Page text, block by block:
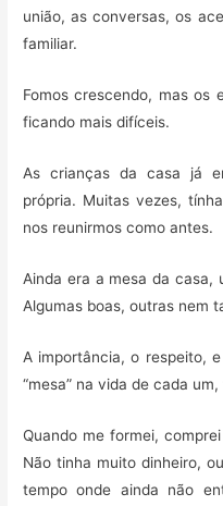
união, as conversas, os
familiar.
Fomos crescendo, mas os
ficando mais difíceis.
As crianças da casa já
própria. Muitas vezes,
nos reunirmos como antes.
Ainda era a mesa da casa,
Algumas boas, outras nem
A importância, o respeito,
“mesa” na vida de cada
Quando me formei,
Não tinha muito dinheiro,
tempo onde ainda não